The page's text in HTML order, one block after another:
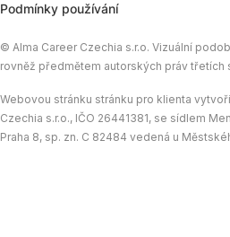
Podmínky používání
© Alma Career Czechia s.r.o. Vizuální
rovněž předmětem autorských práv třetích
Webovou stránku stránku pro klienta
Czechia s.r.o., IČO 26441381, se sídlem
Praha 8, sp. zn. C 82484 vedená u